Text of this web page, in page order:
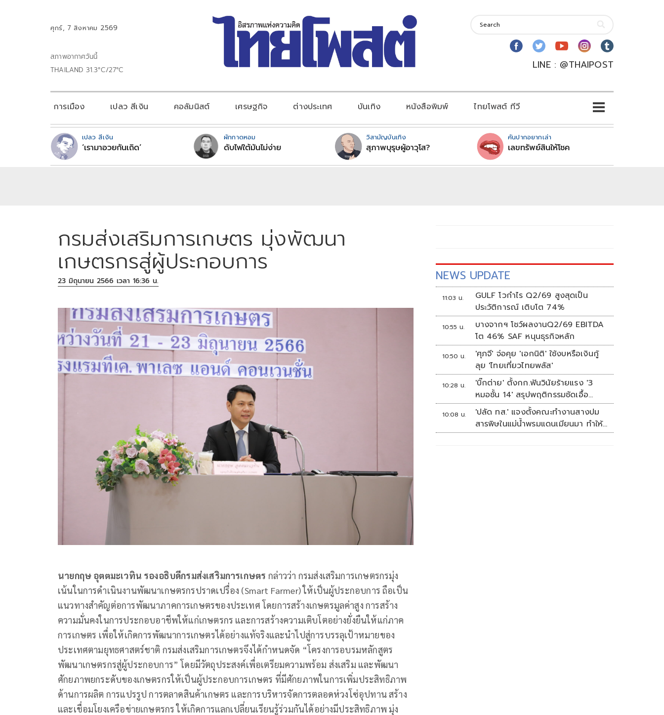
ศุกร์, 7 สิงหาคม 2569
สภาพอากาศวันนี้
THAILAND 31.3°C/27°C
LINE : @THAIPOST
การเมือง เปลว สีเงิน คอลัมนิสต์ เศรษฐกิจ ต่างประเทศ บันเทิง หนังสือพิมพ์ ไทยโพสต์ ทีวี
เปลว สีเงิน
‘เรามาอวยกันเถิด’
ผักกาดหอม
ดับไฟใต้มันไม่ง่าย
วิสามัญบันเทิง
สุภาพบุรุษผู้อาวุโส?
คันปากอยากเล่า
เลขทรัพย์สินให้โชค
กรมส่งเสริมการเกษตร มุ่งพัฒนา
เกษตรกรสู่ผู้ประกอบการ
23 มิถุนายน 2566 เวลา 16:36 น.
นายกฤษ อุตตมะเวทิน รองอธิบดีกรมส่งเสริมการเกษตร กล่าวว่า กรมส่งเสริมการเกษตรกรมุ่ง
เน้นในการดำเนินงานพัฒนาเกษตรกรปราดเปรื่อง (Smart Farmer) ให้เป็นผู้ประกอบการ ถือเป็น
แนวทางสำคัญต่อการพัฒนาภาคการเกษตรของประเทศ โดยการสร้างเกษตรมูลค่าสูง การสร้าง
ความมั่นคงในการประกอบอาชีพให้แก่เกษตรกร และการสร้างความเติบโตอย่างยั่งยืนให้แก่ภาค
การเกษตร เพื่อให้เกิดการพัฒนาการเกษตรได้อย่างแท้จริงและนำไปสู่การบรรลุเป้าหมายของ
ประเทศตามยุทธศาสตร์ชาติ กรมส่งเสริมการเกษตรจึงได้กำหนดจัด “โครงการอบรมหลักสูตร
พัฒนาเกษตรกรสู่ผู้ประกอบการ” โดยมีวัตถุประสงค์เพื่อเตรียมความพร้อม ส่งเสริม และพัฒนา
ศักยภาพยกระดับของเกษตรกรให้เป็นผู้ประกอบการเกษตร ที่มีศักยภาพในการเพิ่มประสิทธิภาพ
ด้านการผลิต การแปรรูป การตลาดสินค้าเกษตร และการบริหารจัดการตลอดห่วงโซ่อุปทาน สร้าง
และเชื่อมโยงเครือข่ายเกษตรกร ให้เกิดการแลกเปลี่ยนเรียนรู้ร่วมกันได้อย่างมีประสิทธิภาพ มุ่ง
NEWS UPDATE
11:03 น.
GULF โวกำไร Q2/69 สูงสุดเป็น
ประวัติการณ์ เติบโต 74%
10:55 น.
บางจากฯ โชว์ผลงานQ2/69 EBITDA
โต 46% SAF หนุนธุรกิจหลัก
10:50 น.
'ศุภจี' จ่อคุย 'เอกนิติ' ใช้งบหรือเงินกู้
ลุย 'ไทยเที่ยวไทยพลัส'
10:28 น.
'บิ๊กต่าย' ตั้งกก.ฟันวินัยร้ายแรง '3
หมอชั้น 14' สรุปพฤติกรรมชัดเอื้อ
'ทักษิณ'
10:08 น.
'ปลัด ทส.' แจงตั้งคณะทำงานสางปม
สารพิษในแม่น้ำพรมแดนเมียนมา ทำให้
แก้ปัญหารวดเร็ว